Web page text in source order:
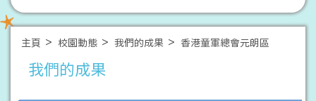
主頁 校園動態 我們的成果 香港童軍總會元朗區
我們的成果